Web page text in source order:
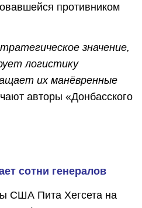
противником
значение,
логистику
их манёвренные
авторы «Донбасского
сотни генералов
США Пита Хегсета на